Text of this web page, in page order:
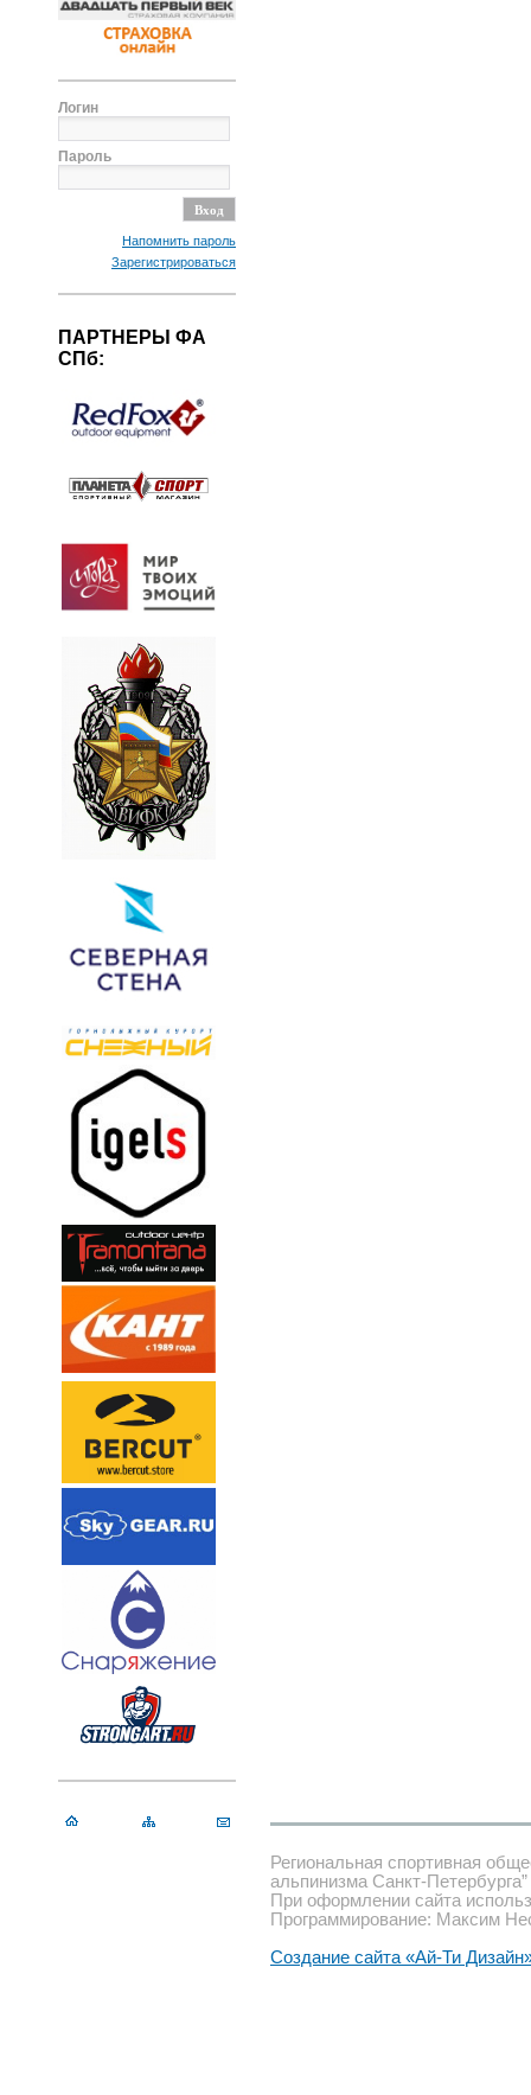
Логин
Пароль
Напомнить пароль
Зарегистрироваться
ПАРТНЕРЫ ФА
СПб:
Региональная спортивная
альпинизма Санкт-Петербурга”
При оформлении сайта
Программирование: Максим
Создание сайта «Ай-Ти